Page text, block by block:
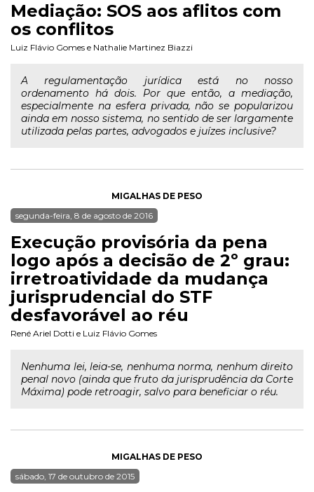
Mediação: SOS aos aflitos com
os conflitos
Luiz Flávio Gomes e Nathalie Martinez Biazzi
A regulamentação jurídica está no nosso
ordenamento há dois. Por que então, a mediação,
especialmente na esfera privada, não se popularizou
ainda em nosso sistema, no sentido de ser largamente
utilizada pelas partes, advogados e juízes inclusive?
MIGALHAS DE PESO
segunda-feira, 8 de agosto de 2016
Execução provisória da pena
logo após a decisão de 2º grau:
irretroatividade da mudança
jurisprudencial do STF
desfavorável ao réu
René Ariel Dotti e Luiz Flávio Gomes
Nenhuma lei, leia-se, nenhuma norma, nenhum direito
penal novo (ainda que fruto da jurisprudência da Corte
Máxima) pode retroagir, salvo para beneficiar o réu.
MIGALHAS DE PESO
sábado, 17 de outubro de 2015